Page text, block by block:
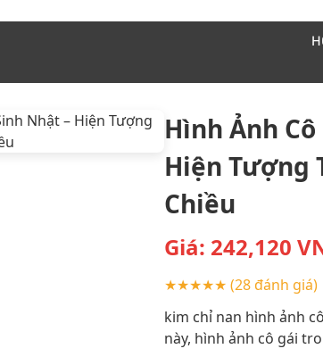
Hình Ảnh
Hiện Tượng
Chiều
Giá: 242,120
★★★★★ (28 đánh giá)
kim chỉ nan hình ảnh
này, hình ảnh cô gái